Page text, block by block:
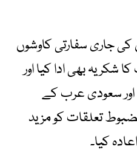
کی جاری سفارتی کاوشوں
بھی ادا کیا اور
اور سعودی عرب کے
مضبوط تعلقات کو مزید
کیا۔